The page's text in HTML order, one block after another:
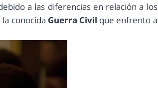
a las diferencias en relación a los
conocida Guerra Civil que enfrento a